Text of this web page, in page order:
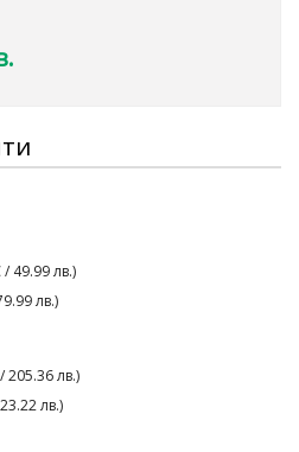
49.99 лв.)
лв.)
205.36 лв.)
лв.)